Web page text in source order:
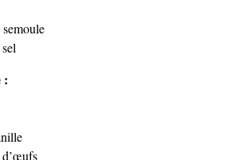
:
d’œufs